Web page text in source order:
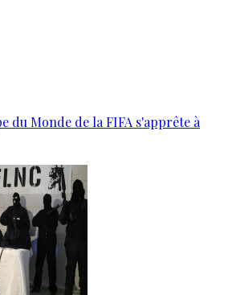
du Monde de la FIFA s'apprête à